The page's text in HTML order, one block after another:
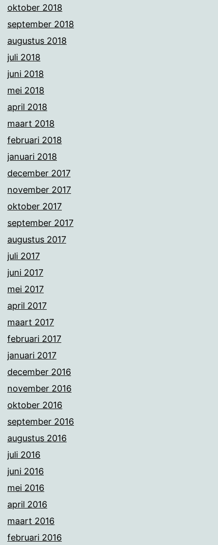
oktober 2018
september 2018
augustus 2018
juli 2018
juni 2018
mei 2018
april 2018
maart 2018
februari 2018
januari 2018
december 2017
november 2017
oktober 2017
september 2017
augustus 2017
juli 2017
juni 2017
mei 2017
april 2017
maart 2017
februari 2017
januari 2017
december 2016
november 2016
oktober 2016
september 2016
augustus 2016
juli 2016
juni 2016
mei 2016
april 2016
maart 2016
februari 2016